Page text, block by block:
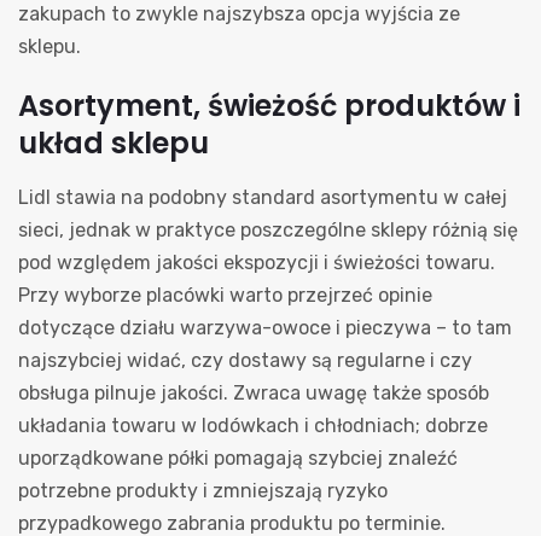
zakupach to zwykle najszybsza opcja wyjścia ze
sklepu.
Asortyment, świeżość produktów i
układ sklepu
Lidl stawia na podobny standard asortymentu w całej
sieci, jednak w praktyce poszczególne sklepy różnią się
pod względem jakości ekspozycji i świeżości towaru.
Przy wyborze placówki warto przejrzeć opinie
dotyczące działu warzywa-owoce i pieczywa – to tam
najszybciej widać, czy dostawy są regularne i czy
obsługa pilnuje jakości. Zwraca uwagę także sposób
układania towaru w lodówkach i chłodniach; dobrze
uporządkowane półki pomagają szybciej znaleźć
potrzebne produkty i zmniejszają ryzyko
przypadkowego zabrania produktu po terminie.